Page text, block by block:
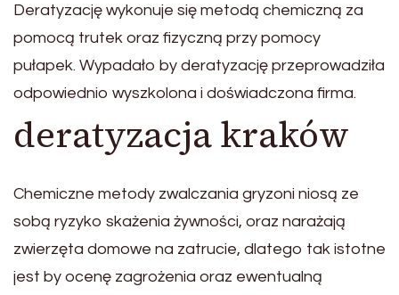
Deratyzację wykonuje się metodą chemiczną za
pomocą trutek oraz fizyczną przy pomocy
pułapek. Wypadało by deratyzację przeprowadziła
odpowiednio wyszkolona i doświadczona firma.
deratyzacja kraków
Chemiczne metody zwalczania gryzoni niosą ze
sobą ryzyko skażenia żywności, oraz narażają
zwierzęta domowe na zatrucie, dlatego tak istotne
jest by ocenę zagrożenia oraz ewentualną